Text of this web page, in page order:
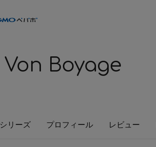
Von Boyage
シリーズ プロフィール レビュー